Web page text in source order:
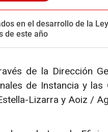
en el desarrollo de la
de este año
de la Dirección
de Instancia y
Lizarra y Aoiz /